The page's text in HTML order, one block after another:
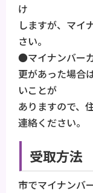
け
しますが、マイ
さい。
●マイナンバー
更があった場合
いことが
ありますので、
連絡ください。
受取方法
市でマイナンバ